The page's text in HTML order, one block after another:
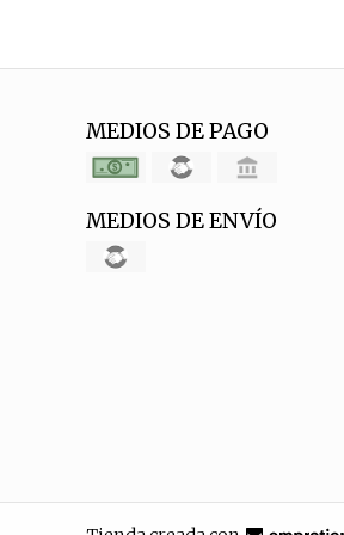
MEDIOS DE PAGO
MEDIOS DE ENVÍO